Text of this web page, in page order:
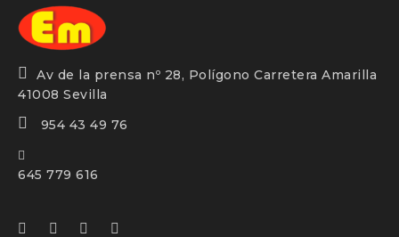
Av de la prensa nº 28, Polígono Carretera Amarilla
41008 Sevilla
954 43 49 76
645 779 616